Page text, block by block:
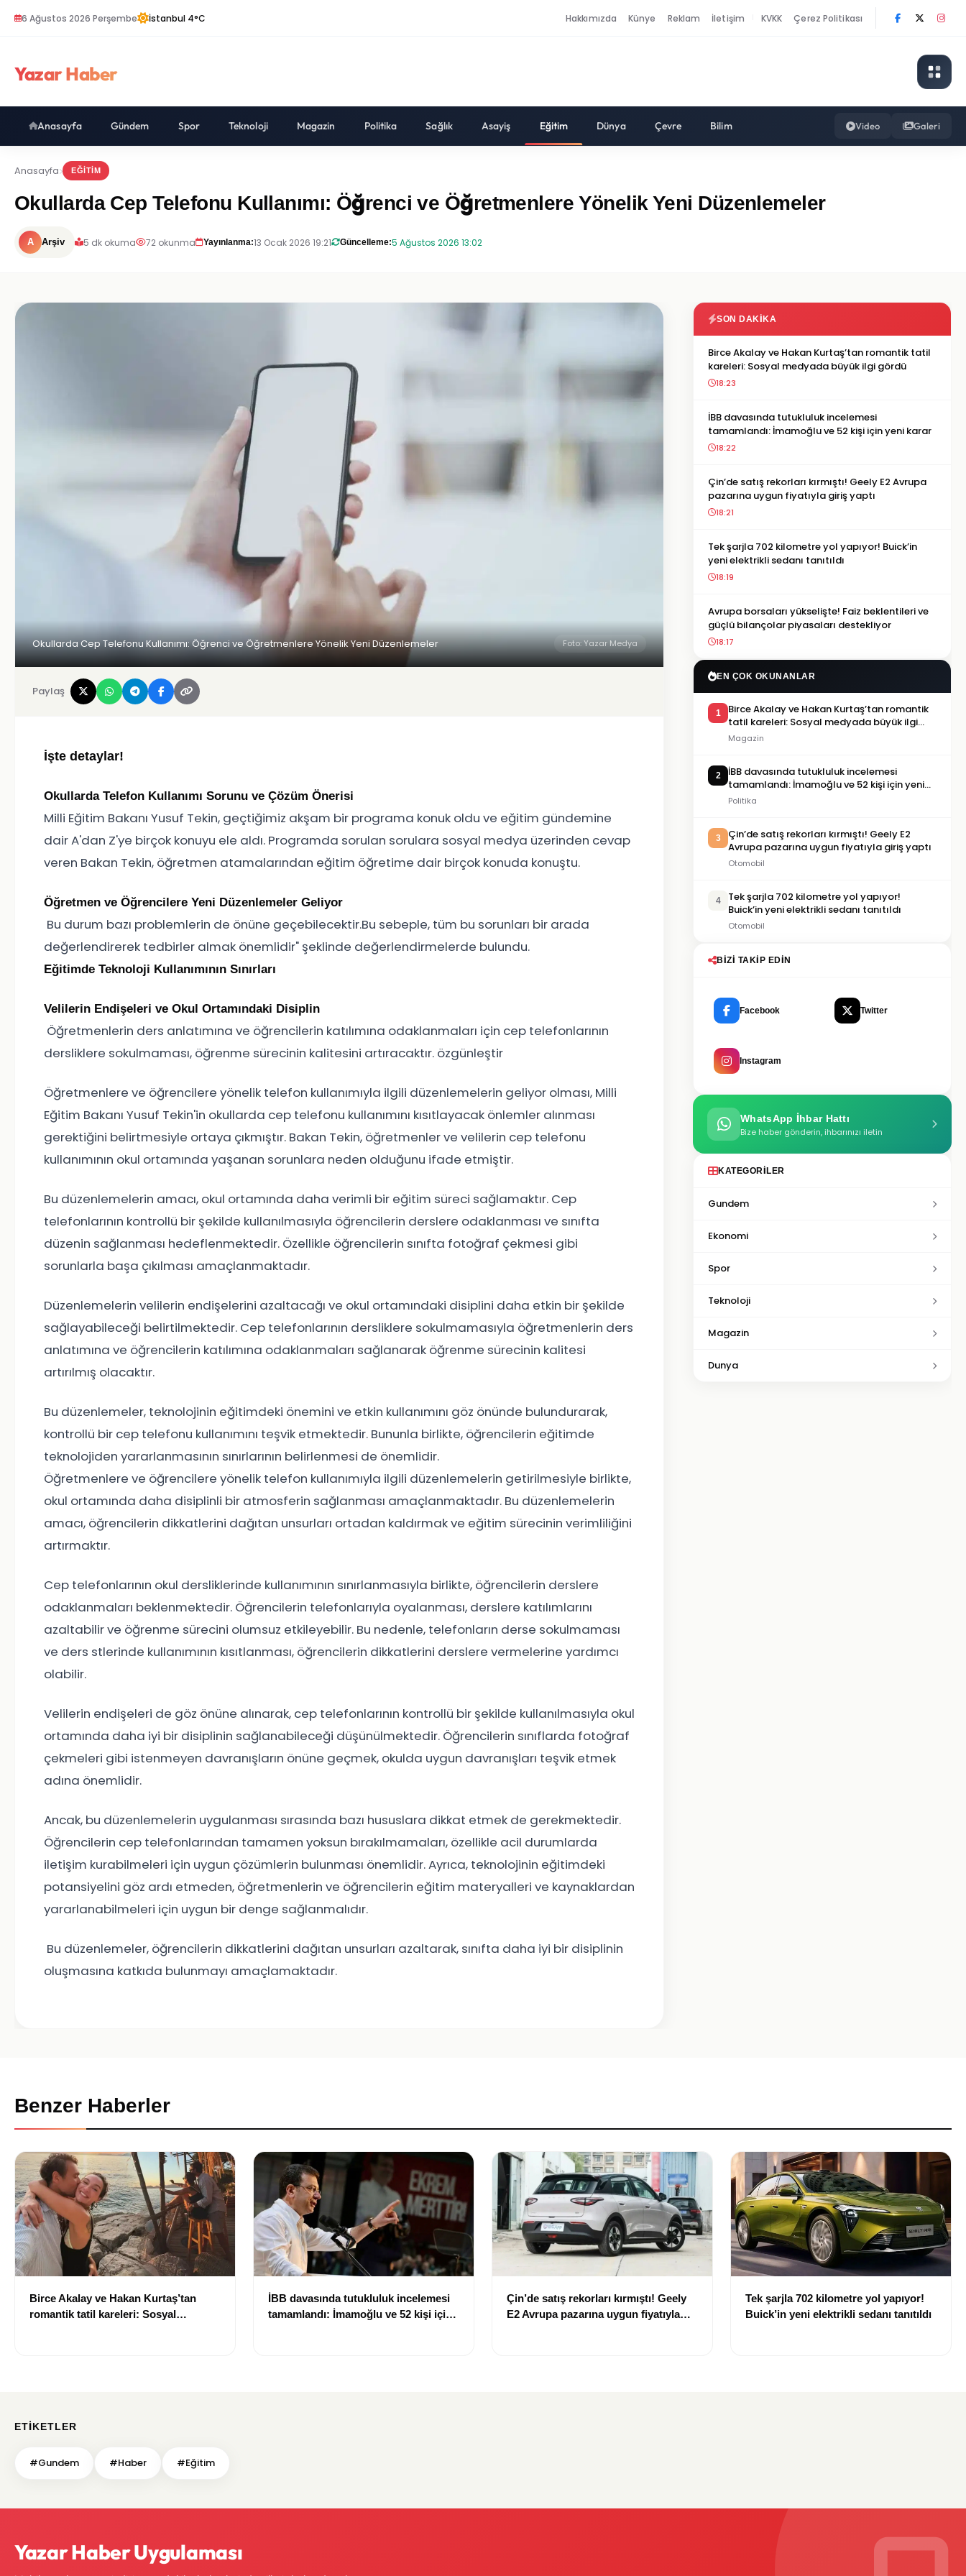
6 Ağustos 2026 Perşembe İstanbul 4°C Hakkımızda Künye Reklam İletişim KVKK Çerez Politikası
Yazar Haber
Anasayfa Gündem Spor Teknoloji Magazin Politika Sağlık Asayiş Eğitim Dünya Çevre Bilim Video Galeri
Anasayfa EĞITIM
Okullarda Cep Telefonu Kullanımı: Öğrenci ve Öğretmenlere Yönelik Yeni Düzenlemeler
A Arşiv 5 dk okuma 72 okunma Yayınlanma:13 Ocak 2026 19:21 Güncelleme:5 Ağustos 2026 13:02
Okullarda Cep Telefonu Kullanımı: Öğrenci ve Öğretmenlere Yönelik Yeni Düzenlemeler Foto: Yazar Medya
Paylaş
İşte detaylar!
Okullarda Telefon Kullanımı Sorunu ve Çözüm Önerisi
Milli Eğitim Bakanı Yusuf Tekin, geçtiğimiz akşam bir programa konuk oldu ve eğitim gündemine
dair A'dan Z'ye birçok konuyu ele aldı. Programda sorulan sorulara sosyal medya üzerinden cevap
veren Bakan Tekin, öğretmen atamalarından eğitim öğretime dair birçok konuda konuştu.
Öğretmen ve Öğrencilere Yeni Düzenlemeler Geliyor
Bu durum bazı problemlerin de önüne geçebilecektir.Bu sebeple, tüm bu sorunları bir arada
değerlendirerek tedbirler almak önemlidir" şeklinde değerlendirmelerde bulundu.
Eğitimde Teknoloji Kullanımının Sınırları
Velilerin Endişeleri ve Okul Ortamındaki Disiplin
Öğretmenlerin ders anlatımına ve öğrencilerin katılımına odaklanmaları için cep telefonlarının
dersliklere sokulmaması, öğrenme sürecinin kalitesini artıracaktır. özgünleştir
Öğretmenlere ve öğrencilere yönelik telefon kullanımıyla ilgili düzenlemelerin geliyor olması, Milli
Eğitim Bakanı Yusuf Tekin'in okullarda cep telefonu kullanımını kısıtlayacak önlemler alınması
gerektiğini belirtmesiyle ortaya çıkmıştır. Bakan Tekin, öğretmenler ve velilerin cep telefonu
kullanımının okul ortamında yaşanan sorunlara neden olduğunu ifade etmiştir.
Bu düzenlemelerin amacı, okul ortamında daha verimli bir eğitim süreci sağlamaktır. Cep
telefonlarının kontrollü bir şekilde kullanılmasıyla öğrencilerin derslere odaklanması ve sınıfta
düzenin sağlanması hedeflenmektedir. Özellikle öğrencilerin sınıfta fotoğraf çekmesi gibi
sorunlarla başa çıkılması amaçlanmaktadır.
Düzenlemelerin velilerin endişelerini azaltacağı ve okul ortamındaki disiplini daha etkin bir şekilde
sağlayabileceği belirtilmektedir. Cep telefonlarının dersliklere sokulmamasıyla öğretmenlerin ders
anlatımına ve öğrencilerin katılımına odaklanmaları sağlanarak öğrenme sürecinin kalitesi
artırılmış olacaktır.
Bu düzenlemeler, teknolojinin eğitimdeki önemini ve etkin kullanımını göz önünde bulundurarak,
kontrollü bir cep telefonu kullanımını teşvik etmektedir. Bununla birlikte, öğrencilerin eğitimde
teknolojiden yararlanmasının sınırlarının belirlenmesi de önemlidir.
Öğretmenlere ve öğrencilere yönelik telefon kullanımıyla ilgili düzenlemelerin getirilmesiyle birlikte,
okul ortamında daha disiplinli bir atmosferin sağlanması amaçlanmaktadır. Bu düzenlemelerin
amacı, öğrencilerin dikkatlerini dağıtan unsurları ortadan kaldırmak ve eğitim sürecinin verimliliğini
artırmaktır.
Cep telefonlarının okul dersliklerinde kullanımının sınırlanmasıyla birlikte, öğrencilerin derslere
odaklanmaları beklenmektedir. Öğrencilerin telefonlarıyla oyalanması, derslere katılımlarını
azaltabilir ve öğrenme sürecini olumsuz etkileyebilir. Bu nedenle, telefonların derse sokulmaması
ve ders stlerinde kullanımının kısıtlanması, öğrencilerin dikkatlerini derslere vermelerine yardımcı
olabilir.
Velilerin endişeleri de göz önüne alınarak, cep telefonlarının kontrollü bir şekilde kullanılmasıyla okul
ortamında daha iyi bir disiplinin sağlanabileceği düşünülmektedir. Öğrencilerin sınıflarda fotoğraf
çekmeleri gibi istenmeyen davranışların önüne geçmek, okulda uygun davranışları teşvik etmek
adına önemlidir.
Ancak, bu düzenlemelerin uygulanması sırasında bazı hususlara dikkat etmek de gerekmektedir.
Öğrencilerin cep telefonlarından tamamen yoksun bırakılmamaları, özellikle acil durumlarda
iletişim kurabilmeleri için uygun çözümlerin bulunması önemlidir. Ayrıca, teknolojinin eğitimdeki
potansiyelini göz ardı etmeden, öğretmenlerin ve öğrencilerin eğitim materyalleri ve kaynaklardan
yararlanabilmeleri için uygun bir denge sağlanmalıdır.
Bu düzenlemeler, öğrencilerin dikkatlerini dağıtan unsurları azaltarak, sınıfta daha iyi bir disiplinin
oluşmasına katkıda bulunmayı amaçlamaktadır.
SON DAKIKA
Birce Akalay ve Hakan Kurtaş’tan romantik tatil
kareleri: Sosyal medyada büyük ilgi gördü
18:23
İBB davasında tutukluluk incelemesi
tamamlandı: İmamoğlu ve 52 kişi için yeni karar
18:22
Çin’de satış rekorları kırmıştı! Geely E2 Avrupa
pazarına uygun fiyatıyla giriş yaptı
18:21
Tek şarjla 702 kilometre yol yapıyor! Buick’in
yeni elektrikli sedanı tanıtıldı
18:19
Avrupa borsaları yükselişte! Faiz beklentileri ve
güçlü bilançolar piyasaları destekliyor
18:17
EN ÇOK OKUNANLAR
1
Birce Akalay ve Hakan Kurtaş’tan romantik
tatil kareleri: Sosyal medyada büyük ilgi
gördü
Magazin
2
İBB davasında tutukluluk incelemesi
tamamlandı: İmamoğlu ve 52 kişi için yeni
karar
Politika
3
Çin’de satış rekorları kırmıştı! Geely E2
Avrupa pazarına uygun fiyatıyla giriş yaptı
Otomobil
4
Tek şarjla 702 kilometre yol yapıyor!
Buick’in yeni elektrikli sedanı tanıtıldı
Otomobil
BIZI TAKIP EDIN
Facebook Twitter
Instagram
WhatsApp İhbar Hattı
Bize haber gönderin, ihbarınızı iletin
KATEGORILER
Gundem
Ekonomi
Spor
Teknoloji
Magazin
Dunya
Benzer Haberler
Birce Akalay ve Hakan Kurtaş’tan
romantik tatil kareleri: Sosyal
İBB davasında tutukluluk incelemesi
tamamlandı: İmamoğlu ve 52 kişi için
Çin’de satış rekorları kırmıştı! Geely
E2 Avrupa pazarına uygun fiyatıyla
Tek şarjla 702 kilometre yol yapıyor!
Buick’in yeni elektrikli sedanı tanıtıldı
ETIKETLER
#Gundem #Haber #Eğitim
Yazar Haber Uygulaması